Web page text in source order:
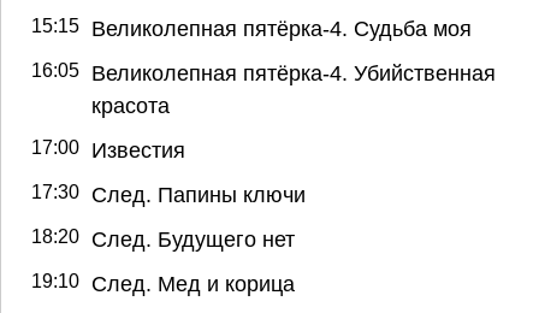
15:15 Великолепная пятёрка-4. Судьба моя
16:05
Великолепная пятёрка-4. Убийственная
красота
17:00 Известия
17:30 След. Папины ключи
18:20 След. Будущего нет
19:10 След. Мед и корица